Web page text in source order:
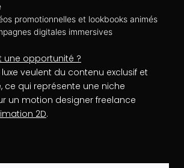
promotionnelles et lookbooks animés
digitales immersives
une opportunité ?
veulent du contenu exclusif et
ce qui représente une niche
un motion designer freelance
2D.